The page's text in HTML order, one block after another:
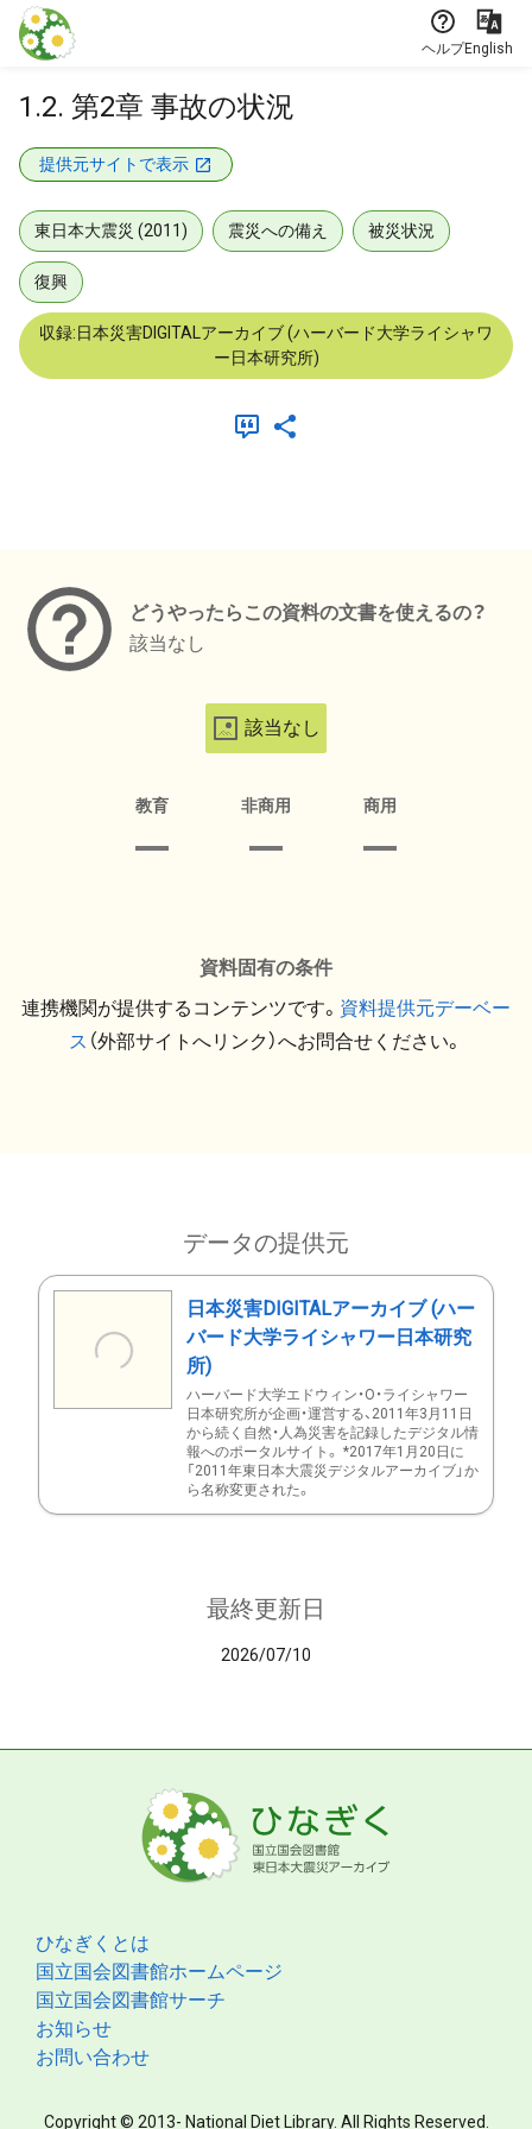
本文に飛ぶ
ヘルプEnglish
1.2. 第2章 事故の状況
提供元サイトで表示
東日本大震災 (2011) 震災への備え 被災状況
復興
収録:日本災害DIGITALアーカイブ (ハーバード大学ライシャワ
ー日本研究所)
どうやったらこの資料の文書を使えるの？
該当なし
該当なし
教育 非商用 商用
資料固有の条件
連携機関が提供するコンテンツです。 資料提供元デーベー
ス （外部サイトへリンク）へお問合せください。
データの提供元
日本災害DIGITALアーカイブ (ハー
バード大学ライシャワー日本研究
所)
ハーバード大学エドウィン・O・ライシャワー
日本研究所が企画・運営する、2011年3月11日
から続く自然・人為災害を記録したデジタル情
報へのポータルサイト。 *2017年1月20日に
「2011年東日本大震災デジタルアーカイブ」か
ら名称変更された。
最終更新日
2026/07/10
ひなぎくとは
国立国会図書館ホームページ
国立国会図書館サーチ
お知らせ
お問い合わせ
Copyright © 2013- National Diet Library. All Rights Reserved.